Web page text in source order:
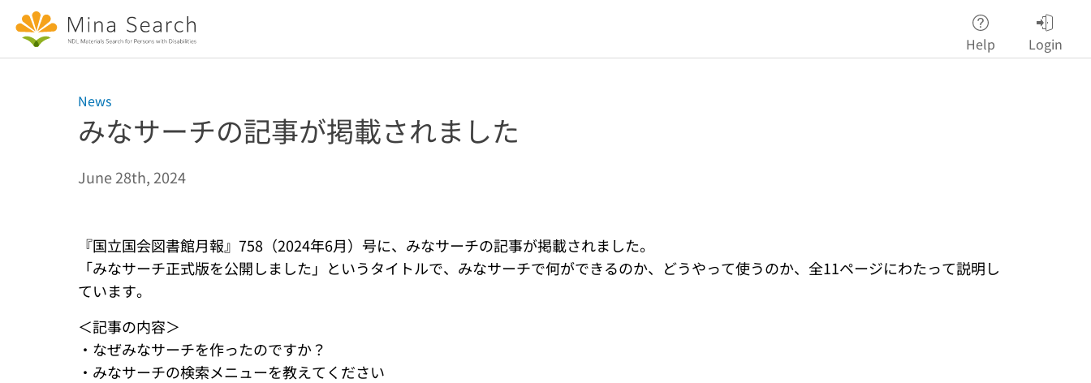
Jump to main content
Help Login
News
みなサーチの記事が掲載されました
June 28th, 2024
『国立国会図書館月報』758（2024年6月）号に、みなサーチの記事が掲載されました。
「みなサーチ正式版を公開しました」というタイトルで、みなサーチで何ができるのか、どうやって使うのか、全11ページにわたって説明し
ています。
＜記事の内容＞
・なぜみなサーチを作ったのですか？
・みなサーチの検索メニューを教えてください